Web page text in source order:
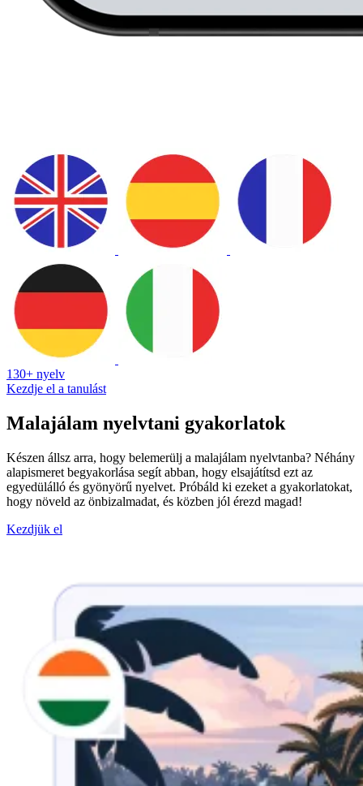
130+ nyelv
Kezdje el a tanulást
Malajálam nyelvtani gyakorlatok
Készen állsz arra, hogy belemerülj a malajálam nyelvtanba? Néhány
alapismeret begyakorlása segít abban, hogy elsajátítsd ezt az
egyedülálló és gyönyörű nyelvet. Próbáld ki ezeket a gyakorlatokat,
hogy növeld az önbizalmadat, és közben jól érezd magad!
Kezdjük el